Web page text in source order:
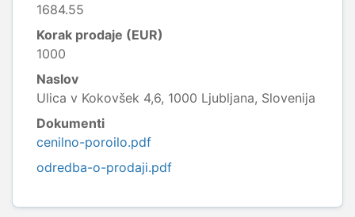
1684.55
Korak prodaje (EUR)
1000
Naslov
Ulica v Kokovšek 4,6, 1000 Ljubljana, Slovenija
Dokumenti
cenilno-poroilo.pdf
odredba-o-prodaji.pdf